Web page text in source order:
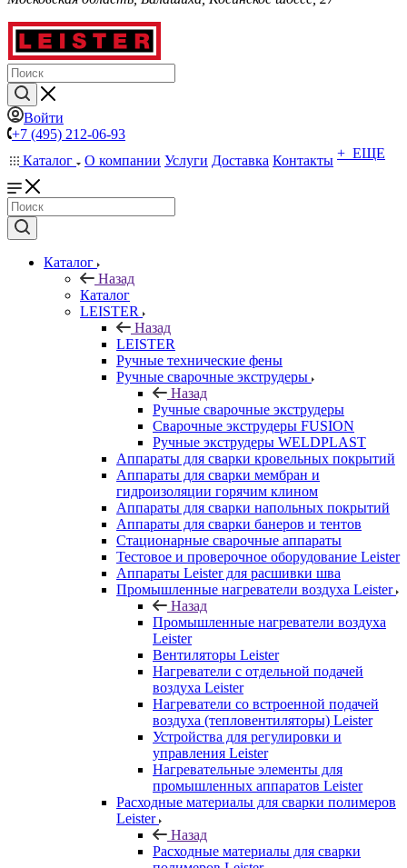
Войти
+7 (495) 212-06-93
Каталог
О компании Услуги Доставка Контакты + ЕЩЕ
Каталог
Назад
Каталог
LEISTER
Назад
LEISTER
Ручные технические фены
Ручные сварочные экструдеры
Назад
Ручные сварочные экструдеры
Сварочные экструдеры FUSION
Ручные экструдеры WELDPLAST
Аппараты для сварки кровельных покрытий
Аппараты для сварки мембран и
гидроизоляции горячим клином
Аппараты для сварки напольных покрытий
Аппараты для сварки банеров и тентов
Стационарные сварочные аппараты
Тестовое и проверочное оборудование Leister
Аппараты Leister для расшивки шва
Промышленные нагреватели воздуха Leister
Назад
Промышленные нагреватели воздуха
Leister
Вентиляторы Leister
Нагреватели с отдельной подачей
воздуха Leister
Нагреватели со встроенной подачей
воздуха (тепловентиляторы) Leister
Устройства для регулировки и
управления Leister
Нагревательные элементы для
промышленных аппаратов Leister
Расходные материалы для сварки полимеров
Leister
Назад
Расходные материалы для сварки